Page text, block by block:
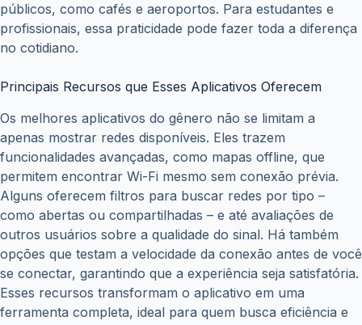
públicos, como cafés e aeroportos. Para estudantes e
profissionais, essa praticidade pode fazer toda a diferença
no cotidiano.
Principais Recursos que Esses Aplicativos Oferecem
Os melhores aplicativos do gênero não se limitam a
apenas mostrar redes disponíveis. Eles trazem
funcionalidades avançadas, como mapas offline, que
permitem encontrar Wi-Fi mesmo sem conexão prévia.
Alguns oferecem filtros para buscar redes por tipo –
como abertas ou compartilhadas – e até avaliações de
outros usuários sobre a qualidade do sinal. Há também
opções que testam a velocidade da conexão antes de você
se conectar, garantindo que a experiência seja satisfatória.
Esses recursos transformam o aplicativo em uma
ferramenta completa, ideal para quem busca eficiência e